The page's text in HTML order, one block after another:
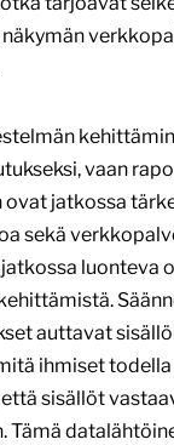
vaan
jatkossa
sekä
luonteva
auttavat
ihmiset todella
sisällöt
Tämä